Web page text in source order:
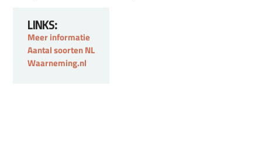
LINKS:
Meer informatie
Aantal soorten NL
Waarneming.nl